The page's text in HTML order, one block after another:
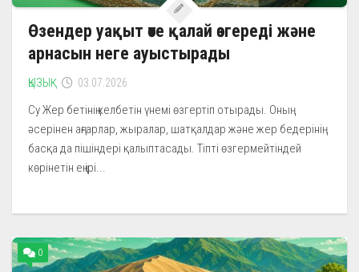
Өзендер уақыт өте қалай өзгереді және
арнасын неге ауыстырады
ҚЫЗЫҚ 03.07.2026
Су Жер бетінің келбетін үнемі өзгертіп отырады. Оның
әсерінен аңғарлар, жыралар, шатқалдар және жер бедерінің
басқа да пішіндері қалыптасады. Тіпті өзгермейтіндей
көрінетін ең ірі...
0